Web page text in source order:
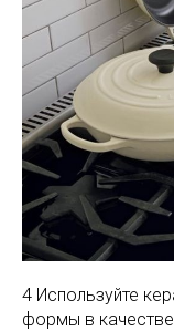
4 Используйте
формы в